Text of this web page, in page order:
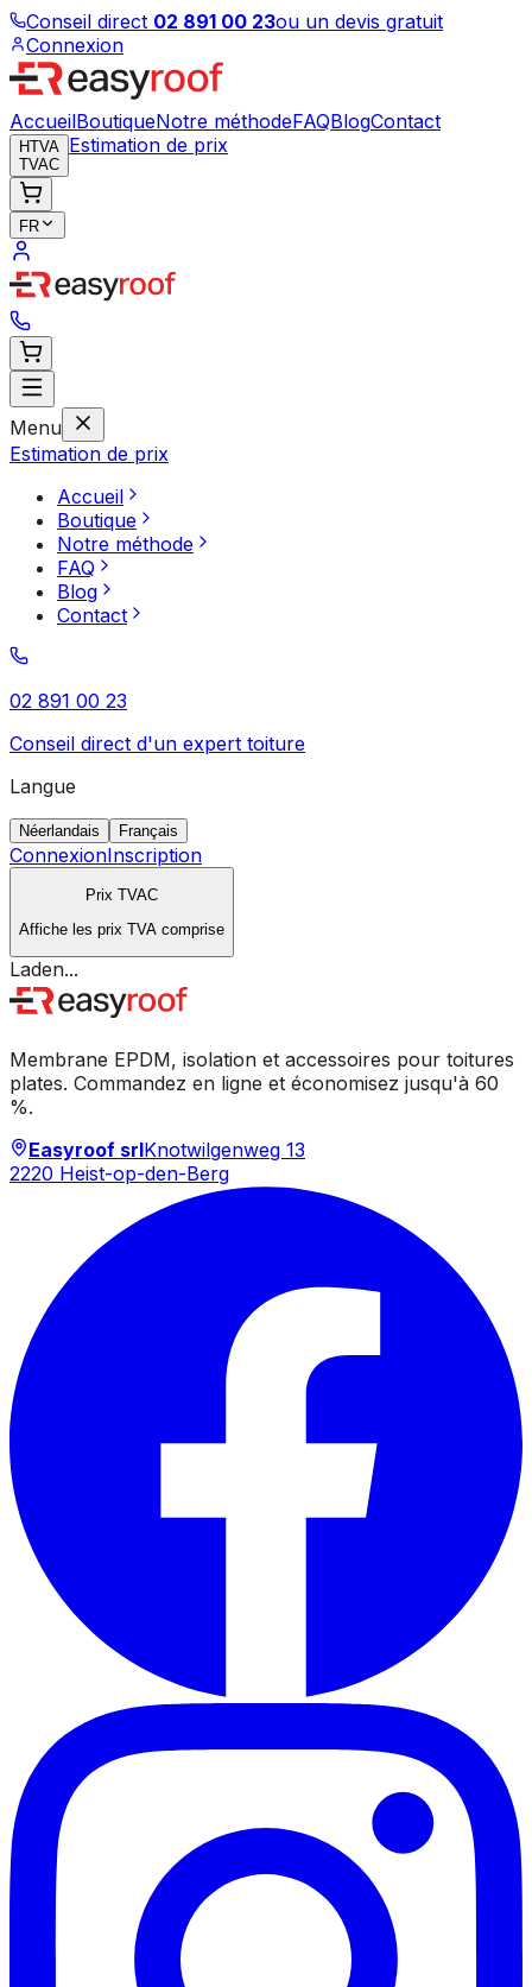
Conseil direct 02 891 00 23ou un devis gratuit
Connexion
AccueilBoutiqueNotre méthodeFAQBlogContact
HTVA
TVAC
Estimation de prix
FR
Menu
Estimation de prix
Accueil
Boutique
Notre méthode
FAQ
Blog
Contact
02 891 00 23
Conseil direct d'un expert toiture
Langue
Néerlandais Français
ConnexionInscription
Prix TVAC
Affiche les prix TVA comprise
Laden...
Membrane EPDM, isolation et accessoires pour toitures
plates. Commandez en ligne et économisez jusqu'à 60
%.
Easyroof srlKnotwilgenweg 13
2220 Heist-op-den-Berg